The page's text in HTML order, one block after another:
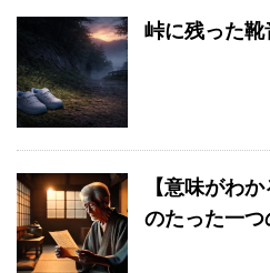
峠に残った
【意味がわ
のたった一